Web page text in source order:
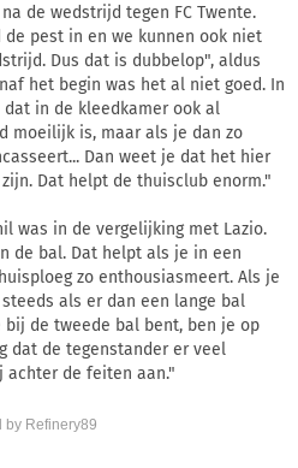
de wedstrijd tegen FC Twente.
pest in en we kunnen ook niet
Dus dat is dubbelop", aldus
het begin was het al niet goed. In
in de kleedkamer ook al
moeilijk is, maar als je dan zo
Dan weet je dat het hier
Dat helpt de thuisclub enorm."
was in de vergelijking met Lazio.
de bal. Dat helpt als je in een
zo enthousiasmeert. Als je
als er dan een lange bal
de tweede bal bent, ben je op
dat de tegenstander er veel
achter de feiten aan."
by Refinery89